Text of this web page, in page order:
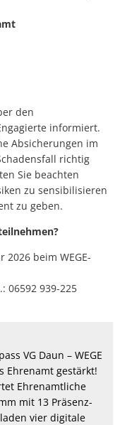
den
informiert.
Absicherungen im
richtig
Sie beachten
zu sensibilisieren
zu geben.
2026 beim WEGE-
06592 939-225
VG Daun – WEGE
Ehrenamt gestärkt!
Ehrenamtliche
mit 13 Präsenz-
vier digitale